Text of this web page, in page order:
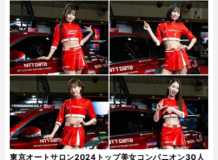
東京オートサロン2024トップ美女コンパニオン30人